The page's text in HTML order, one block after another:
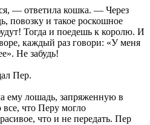
— ответила кошка. — Через
повозку и такое роскошное
Тогда и поедешь к королю. И
каждый раз говори: «У меня
Не забудь!
Пер.
ему лошадь, запряженную в
все, что Перу могло
что и не передать. Пер